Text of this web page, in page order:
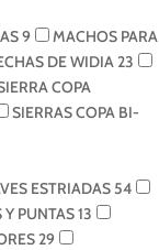
9
MACHOS PARA
DE WIDIA23
COPA
SIERRAS COPA BI-
ESTRIADAS 54
Y PUNTAS13
29